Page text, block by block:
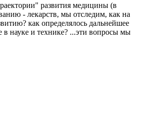
развития медицины (в
- лекарств, мы отследим, как на
как определялось дальнейшее
в науке и технике? ...эти вопросы мы